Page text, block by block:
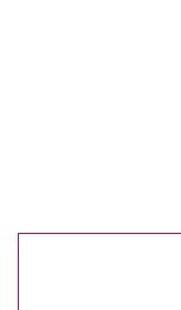
1000 Lei +